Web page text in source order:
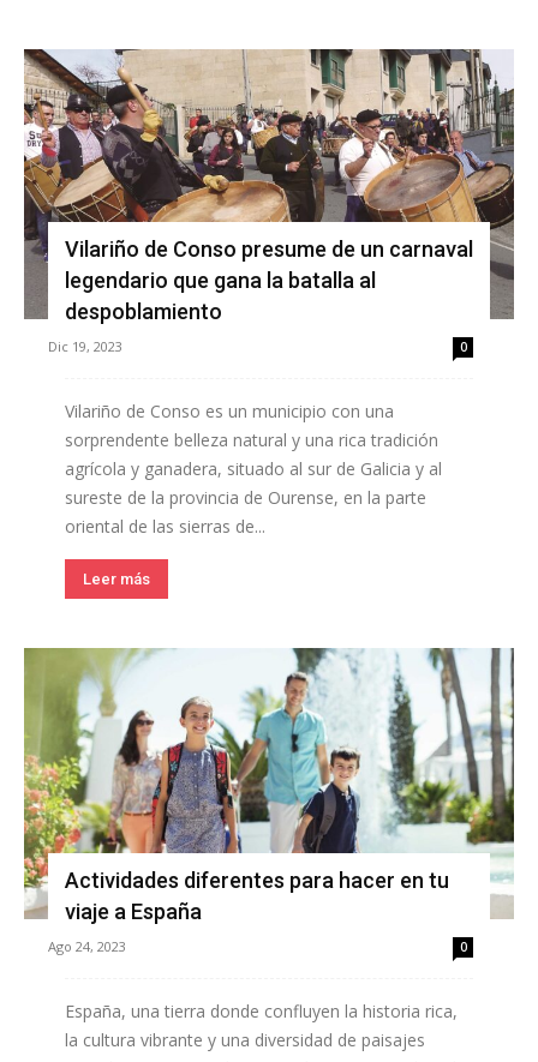
Vilariño de Conso presume de un carnaval
legendario que gana la batalla al
despoblamiento
Dic 19, 2023 0
Vilariño de Conso es un municipio con una
sorprendente belleza natural y una rica tradición
agrícola y ganadera, situado al sur de Galicia y al
sureste de la provincia de Ourense, en la parte
oriental de las sierras de...
Leer más
Actividades diferentes para hacer en tu
viaje a España
Ago 24, 2023 0
España, una tierra donde confluyen la historia rica,
la cultura vibrante y una diversidad de paisajes